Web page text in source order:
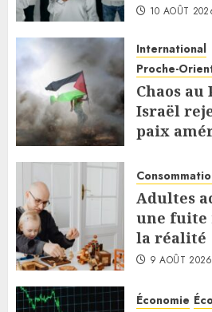
10 AOÛT
International
Proche-
Chaos
Israël
paix
Adultes
une fuite
la réalité
9 AOÛT 2026
Économie